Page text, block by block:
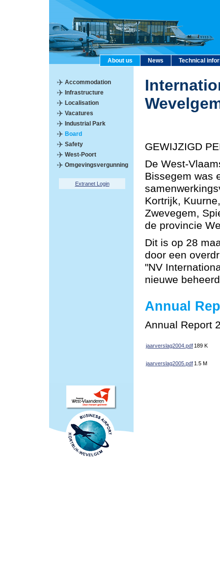
About us News Technical
Accommodation
Infrastructure
Localisation
Vacatures
Industrial Park
Board
Safety
West-Poort
Omgevingsvergunning
Extranet Login
GEWIJZIGD
De West-
Bissegem was
Kortrijk,
Zwevegem,
de provincie
Dit is op 28
door een
"NV
nieuwe
Annual
Annual Report
jaarverslag2004.pdf 189 K
jaarverslag2005.pdf 1.5 M